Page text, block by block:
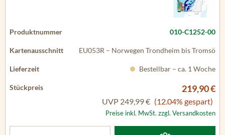
010-C1252-00
EU053R – Norwegen Trondheim bis Tromsö
Bestellbar – ca. 1 Woche
219,90 €
UVP 249,99 € (12.04% gespart)
Preise inkl. MwSt. zzgl. Versandkosten